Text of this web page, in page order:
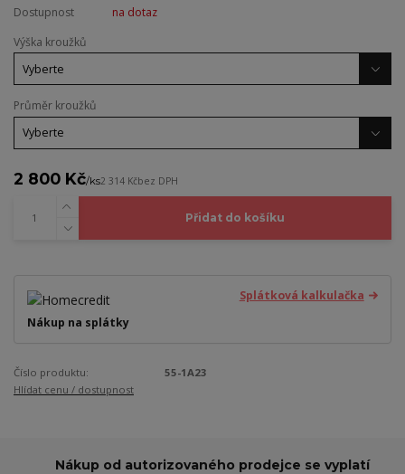
Dostupnost
na dotaz
Výška kroužků
Průměr kroužků
2 800 Kč/ks2 314 Kčbez DPH
Přidat do košíku
Splátková kalkulačka
Nákup na splátky
Číslo produktu:
55-1A23
Hlídat cenu / dostupnost
Nákup od autorizovaného prodejce se vyplatí